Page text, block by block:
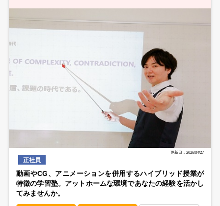
更新日：2026/04/27
正社員
動画やCG、アニメーションを併用するハイブリッド授業が
特徴の学習塾。アットホームな環境であなたの経験を活かし
てみませんか。